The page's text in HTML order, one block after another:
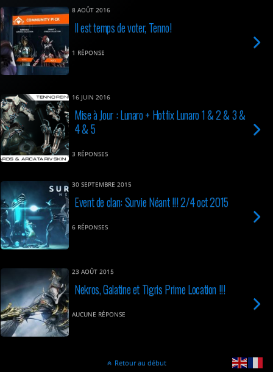
8 AOÛT 2016
Il est temps de voter, Tenno!
1 RÉPONSE
16 JUIN 2016
Mise à Jour : Lunaro + Hotfix Lunaro 1 & 2 & 3 &
4 & 5
3 RÉPONSES
30 SEPTEMBRE 2015
Event de clan: Survie Néant !!! 2/4 oct 2015
6 RÉPONSES
23 AOÛT 2015
Nekros, Galatine et Tigris Prime Location !!!
AUCUNE RÉPONSE
Retour au début